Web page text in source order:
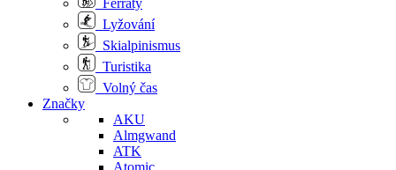
Lyžování
Skialpinismus
Turistika
Volný čas
Značky
AKU
Almgwand
ATK
Atomic